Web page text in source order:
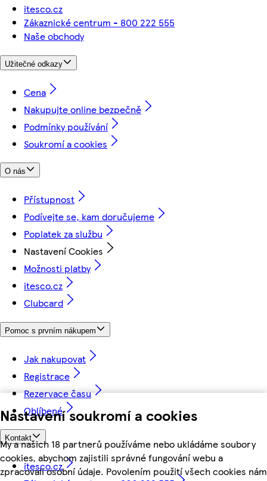
Nastavení soukromí a cookies
My a našich 18 partnerů používáme nebo ukládáme soubory
cookies, abychom zajistili správné fungování webu a
zpracovali osobní údaje. Povolením použití všech cookies nám
itesco.cz
Zákaznické centrum - 800 222 555
Naše obchody
Užitečné odkazy
Cena
Nakupujte online bezpečně
Podmínky používání
Soukromí a cookies
O nás
Přístupnost
Podívejte se, kam doručujeme
Poplatek za službu
Nastavení Cookies
Možnosti platby
itesco.cz
Clubcard
Pomoc s prvním nákupem
Jak nakupovat
Registrace
Rezervace času
Oblíbené
Kontakt
itesco.cz